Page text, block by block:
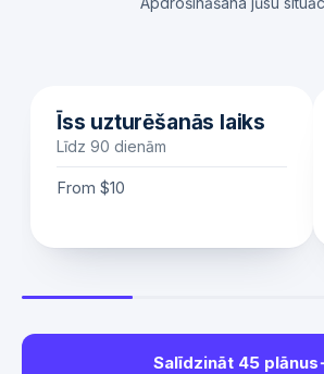
Īss uzturēšanās laiks
Līdz 90 dienām
From $10
Salīdzināt 45 plānus